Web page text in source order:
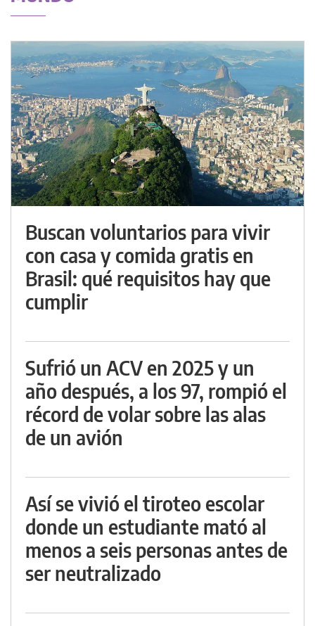
Buscan voluntarios para vivir
con casa y comida gratis en
Brasil: qué requisitos hay que
cumplir
Sufrió un ACV en 2025 y un
año después, a los 97, rompió el
récord de volar sobre las alas
de un avión
Así se vivió el tiroteo escolar
donde un estudiante mató al
menos a seis personas antes de
ser neutralizado